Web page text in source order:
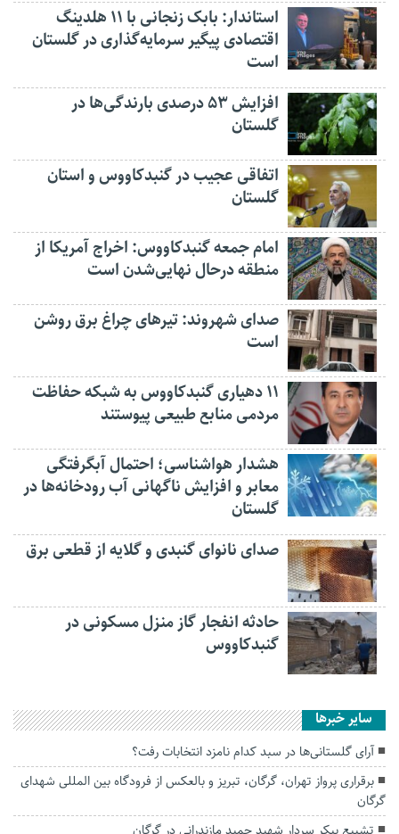
استاندار: بابک زنجانی با ۱۱ هلدینگ
اقتصادی پیگیر سرمایه‌گذاری در گلستان
است
افزایش ۵۳ درصدی بارندگی‌ها در
گلستان
اتفاقی عجیب در‌ گنبدکاووس و استان
گلستان
امام جمعه گنبدکاووس: اخراج آمریکا از
منطقه درحال نهایی‌شدن است
صدای شهروند: تیرهای چراغ برق روشن
است
۱۱ دهیاری گنبدکاووس به شبکه حفاظت
مردمی منابع طبیعی پیوستند
هشدار هواشناسی؛ احتمال آبگرفتگی
معابر و افزایش ناگهانی آب رودخانه‌ها در
گلستان
صدای نانوای گنبدی و گلایه از قطعی برق
حادثه انفجار گاز منزل مسکونی در
گنبدکاووس
سایر خبرها
آرای گلستانی‌ها در سبد کدام نامزد انتخابات رفت؟
برقراری پرواز تهران، گرگان، تبریز و بالعکس از فرودگاه بین المللی شهدای
گرگان